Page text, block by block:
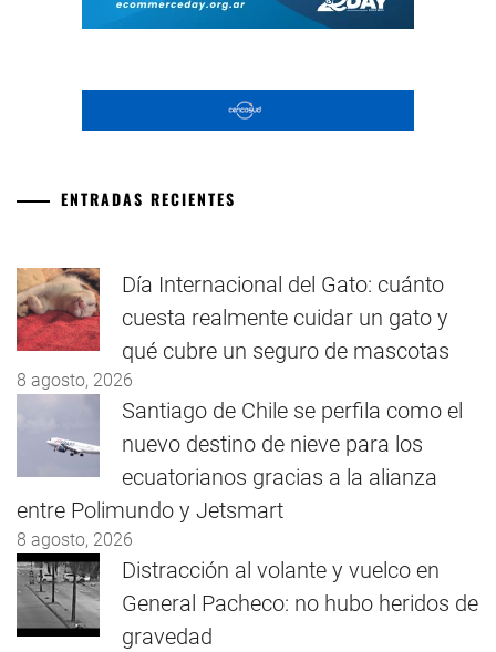
ENTRADAS RECIENTES
Día Internacional del Gato: cuánto
cuesta realmente cuidar un gato y
qué cubre un seguro de mascotas
8 agosto, 2026
Santiago de Chile se perfila como el
nuevo destino de nieve para los
ecuatorianos gracias a la alianza
entre Polimundo y Jetsmart
8 agosto, 2026
Distracción al volante y vuelco en
General Pacheco: no hubo heridos de
gravedad